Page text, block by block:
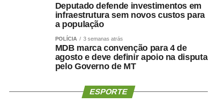
bens ou valores, desde que objetivamente comprovada a
urgência; medida cautelar, de natureza cível ou criminal,
que não possa ser realizada no horário normal de
expediente ou de caso em que da demora possa resultar
risco de grave prejuízo ou de difícil reparação; medidas
urgentes, cíveis ou criminais, da competência dos
26 de setembro de 1995, e 10.259, de 12 de julho de
2001, limitadas as hipóteses acima.
Deputado defende investimentos em
infraestrutura sem novos custos para
a população
POLÍCIA 3 semanas atrás
MDB marca convenção para 4 de
agosto e deve definir apoio na disputa
pelo Governo de MT
ESPORTE